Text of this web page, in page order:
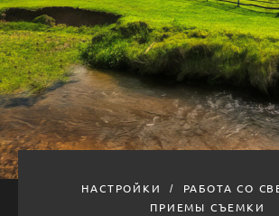
НАСТРОЙКИ
РАБОТА СО
ПРИЕМЫ СЪЕМКИ